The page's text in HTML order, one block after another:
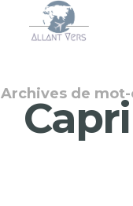
Archives de
Capri